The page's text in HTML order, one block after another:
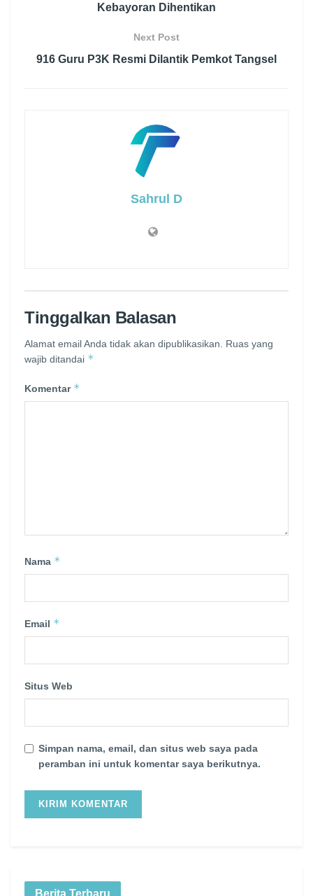
Kebayoran Dihentikan
Next Post
916 Guru P3K Resmi Dilantik Pemkot Tangsel
Sahrul D
Tinggalkan Balasan
Alamat email Anda tidak akan dipublikasikan.
Ruas yang
wajib ditandai *
Komentar *
Nama *
Email *
Situs Web
Simpan nama, email, dan situs web saya pada
peramban ini untuk komentar saya berikutnya.
Berita Terbaru